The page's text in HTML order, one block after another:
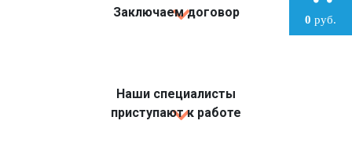
Заключаем договор
Наши специалисты
приступают к работе
0 руб.